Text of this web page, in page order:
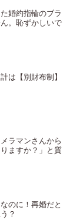
婚約指輪のブラ
。恥ずかしいで
は【別財布制】
ラマンさんから
ますか？」と質
のに！再婚だと
？